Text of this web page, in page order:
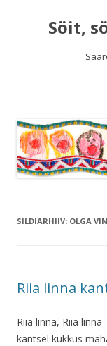
Söit,
SILDIARHIIV: OLGA
Riia linna
Riia linna, Riia linna
kantsel kukkus